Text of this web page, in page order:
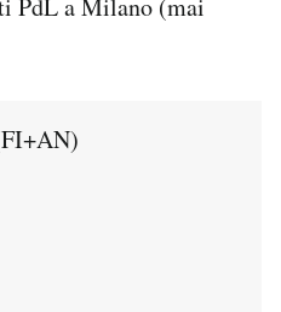
PdL a Milano (mai